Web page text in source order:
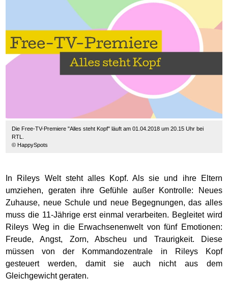
Die Free-TV-Premiere "Alles steht Kopf" läuft am 01.04.2018 um 20.15 Uhr bei
RTL.
© HappySpots
In Rileys Welt steht alles Kopf. Als sie und ihre Eltern
umziehen, geraten ihre Gefühle außer Kontrolle: Neues
Zuhause, neue Schule und neue Begegnungen, das alles
muss die 11-Jährige erst einmal verarbeiten. Begleitet wird
Rileys Weg in die Erwachsenenwelt von fünf Emotionen:
Freude, Angst, Zorn, Abscheu und Traurigkeit. Diese
müssen von der Kommandozentrale in Rileys Kopf
gesteuert werden, damit sie auch nicht aus dem
Gleichgewicht geraten.